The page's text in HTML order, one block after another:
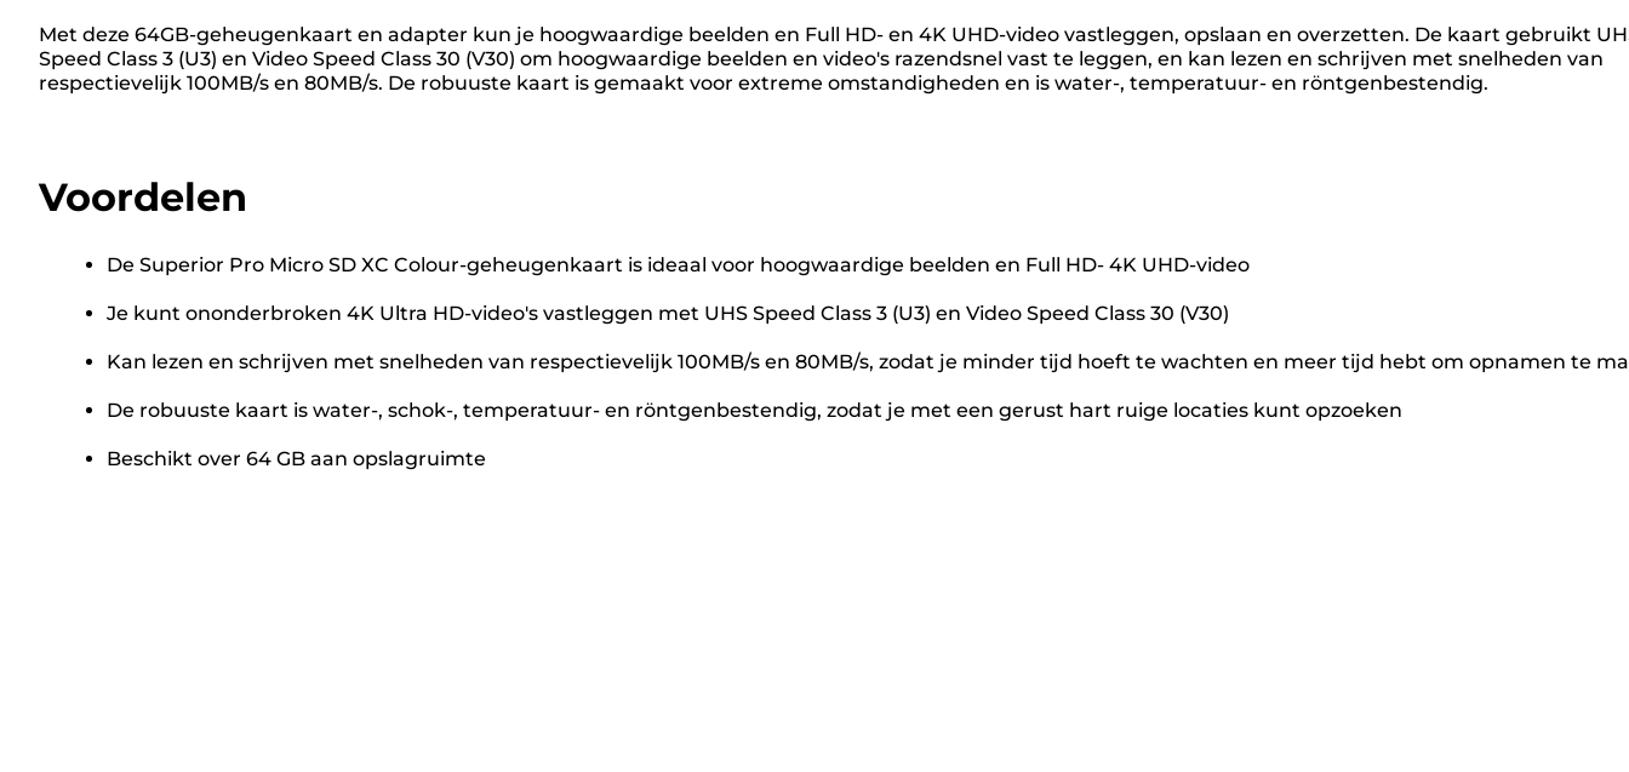
Met deze 64GB-geheugenkaart en adapter kun je hoogwaardige beelden en Full HD- en 4K UHD-video vastleggen, opslaan en overzetten. De kaart gebruikt
Speed Class 3 (U3) en Video Speed Class 30 (V30) om hoogwaardige beelden en video's razendsnel vast te leggen, en kan lezen en schrijven met snelheden van
respectievelijk 100MB/s en 80MB/s. De robuuste kaart is gemaakt voor extreme omstandigheden en is water-, temperatuur- en röntgenbestendig.
Voordelen
De Superior Pro Micro SD XC Colour-geheugenkaart is ideaal voor hoogwaardige beelden en Full HD- 4K UHD-video
Je kunt ononderbroken 4K Ultra HD-video's vastleggen met UHS Speed Class 3 (U3) en Video Speed Class 30 (V30)
Kan lezen en schrijven met snelheden van respectievelijk 100MB/s en 80MB/s, zodat je minder tijd hoeft te wachten en meer tijd hebt om opnamen te
De robuuste kaart is water-, schok-, temperatuur- en röntgenbestendig, zodat je met een gerust hart ruige locaties kunt opzoeken
Beschikt over 64 GB aan opslagruimte